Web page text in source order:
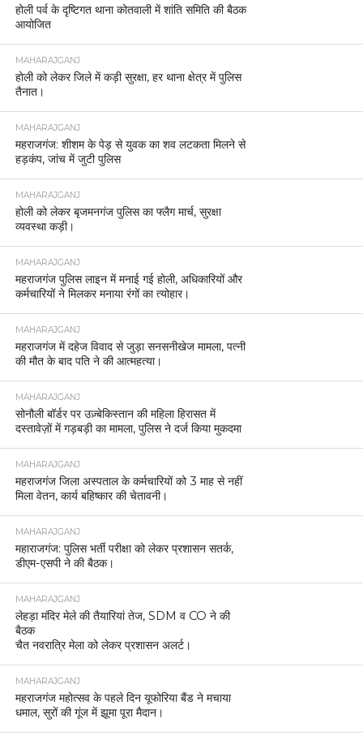
होली पर्व के दृष्टिगत थाना कोतवाली में शांति समिति की बैठक
आयोजित
MAHARAJGANJ
होली को लेकर जिले में कड़ी सुरक्षा, हर थाना क्षेत्र में पुलिस
तैनात।
MAHARAJGANJ
महराजगंज: शीशम के पेड़ से युवक का शव लटकता मिलने से
हड़कंप, जांच में जुटी पुलिस
MAHARAJGANJ
होली को लेकर बृजमनगंज पुलिस का फ्लैग मार्च, सुरक्षा
व्यवस्था कड़ी।
MAHARAJGANJ
महराजगंज पुलिस लाइन में मनाई गई होली, अधिकारियों और
कर्मचारियों ने मिलकर मनाया रंगों का त्योहार।
MAHARAJGANJ
महराजगंज में दहेज विवाद से जुड़ा सनसनीखेज मामला, पत्नी
की मौत के बाद पति ने की आत्महत्या।
MAHARAJGANJ
सोनौली बॉर्डर पर उज़्बेकिस्तान की महिला हिरासत में
दस्तावेज़ों में गड़बड़ी का मामला, पुलिस ने दर्ज किया मुकदमा
MAHARAJGANJ
महराजगंज जिला अस्पताल के कर्मचारियों को 3 माह से नहीं
मिला वेतन, कार्य बहिष्कार की चेतावनी।
MAHARAJGANJ
महाराजगंज: पुलिस भर्ती परीक्षा को लेकर प्रशासन सतर्क,
डीएम-एसपी ने की बैठक।
MAHARAJGANJ
लेहड़ा मंदिर मेले की तैयारियां तेज, SDM व CO ने की
बैठक
चैत नवरात्रि मेला को लेकर प्रशासन अलर्ट।
MAHARAJGANJ
महराजगंज महोत्सव के पहले दिन यूफोरिया बैंड ने मचाया
धमाल, सुरों की गूंज में झूमा पूरा मैदान।